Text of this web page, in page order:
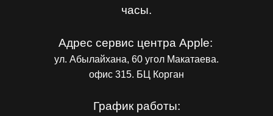
часы.
Адрес сервис центра Apple:
ул. Абылайхана, 60 угол Макатаева.
офис 315. БЦ Корган
График работы: